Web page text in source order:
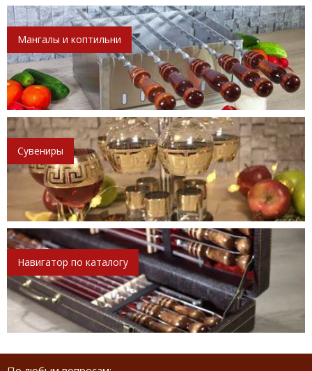
Мангалы и коптильни
Сувениры
Навигатор по каталогу